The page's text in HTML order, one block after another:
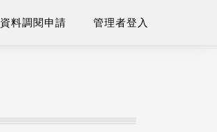
資料調閱申請 管理者登入